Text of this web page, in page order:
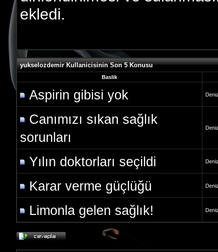
ekledi.
yukselozdemir Kullanicisinin Son 5 Konusu
Baslik
Aspirin gibisi yok
Canımızı sıkan sağlık
sorunları
Yılın doktorları seçildi
Karar verme güçlüğü
Limonla gelen sağlık!